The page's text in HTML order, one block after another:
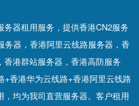
务器租用服务，提供香港CN2服务
务器，香港阿里云线路服务器，香
香港群站服务器，香港高防服务
+香港华为云线路+香港阿里云线路
，均为我司直营服务器。客户租用